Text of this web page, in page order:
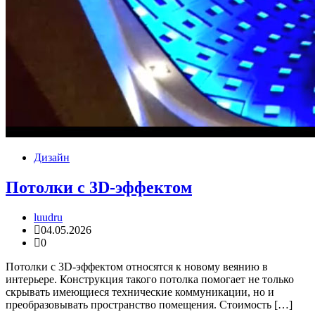
Дизайн
Потолки с 3D-эффектом
luudru
04.05.2026
0
Потолки с 3D-эффектом относятся к новому веянию в
интерьере. Конструкция такого потолка помогает не только
скрывать имеющиеся технические коммуникации, но и
преобразовывать пространство помещения. Стоимость […]